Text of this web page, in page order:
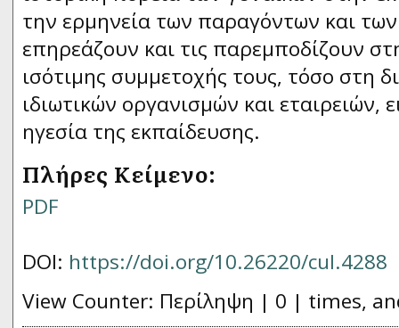
την ερμηνεία των παραγόντων και
επηρεάζουν και τις παρεμποδίζουν
ισότιμης συμμετοχής τους, τόσο στη
ιδιωτικών οργανισμών και εταιρειών,
ηγεσία της εκπαίδευσης.
Πλήρες Κείμενο:
PDF
DOI: https://doi.org/10.26220/cul.4288
View Counter: Περίληψη | 0 | times,